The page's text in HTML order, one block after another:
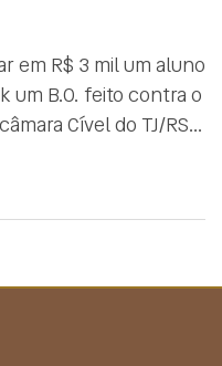
em R$ 3 mil um aluno
um B.O. feito contra o
Cível do TJ/RS.
da
O colegiado